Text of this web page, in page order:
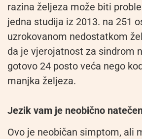
razina željeza može biti
jedna studija iz 2013. na 251
uzrokovanom nedostatkom
da je vjerojatnost za sindrom
gotovo 24 posto veća nego
manjka željeza.
Jezik vam je neobično
Ovo je neobičan simptom, ali